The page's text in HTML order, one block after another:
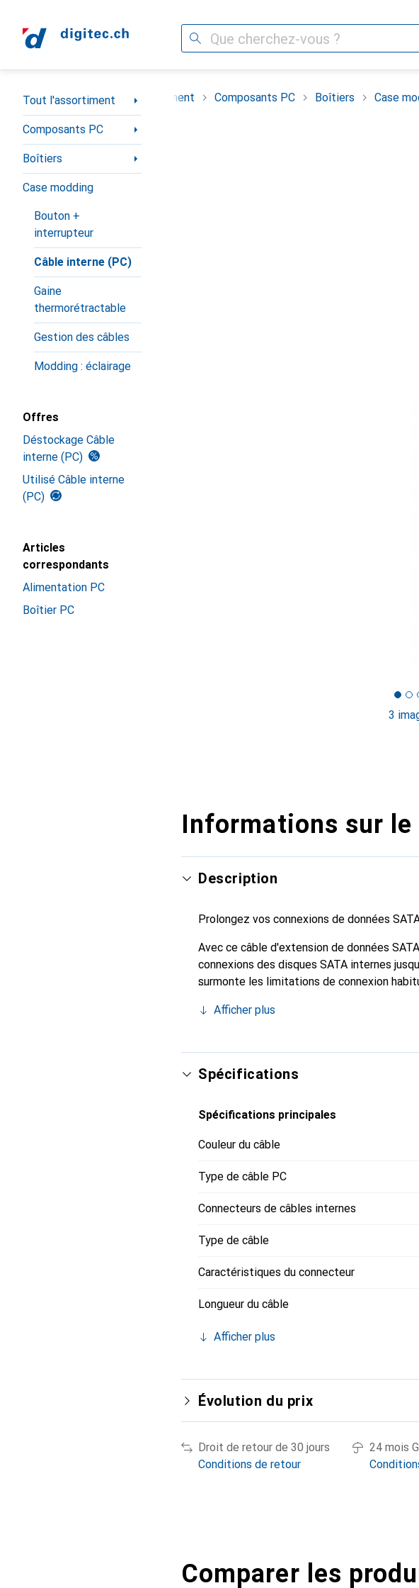
Recherche
Navigation par catégorie
Tout l'assortiment
Composants PC
Boîtiers
Case modding
Bouton +
interrupteur
Câble interne (PC)
Gaine
thermorétractable
Gestion des câbles
Modding : éclairage
Offres
Déstockage Câble
interne (PC)
Utilisé Câble interne
(PC)
Articles
correspondants
Alimentation PC
Boîtier PC
Tout l'assortiment Composants PC Boîtiers Case
3
Informations sur
Description
Prolongez vos connexions de données
Avec ce câble d'extension de données
connexions des disques SATA internes
surmonte les limitations de connexion
requise. Le câble est fabriqué uniquement
Afficher plus
Spécifications
Spécifications principales
Couleur du câble
Type de câble PC
Connecteurs de câbles internes
Type de câble
Caractéristiques du connecteur
Longueur du câble
Afficher plus
Évolution du prix
Droit de retour de 30 jours
Conditions de retour
24 mois
Comparer les